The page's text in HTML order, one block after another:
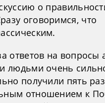
о
оговоримся, что
ответов на вопросы
людьми очень
получили пять
отношением к